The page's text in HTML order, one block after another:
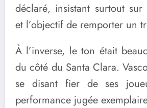
déclaré, insistant surtout
et l’objectif de remporter un
À l’inverse, le ton était
du côté du Santa Clara.
se disant fier de ses
performance jugée